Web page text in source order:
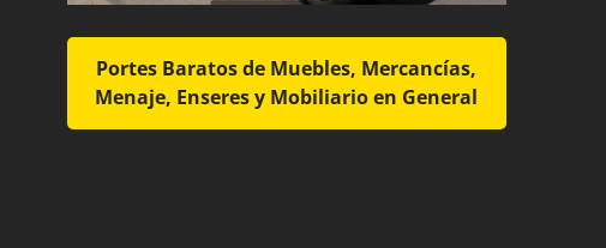
Portes Baratos de Muebles, Mercancías,
Menaje, Enseres y Mobiliario en General